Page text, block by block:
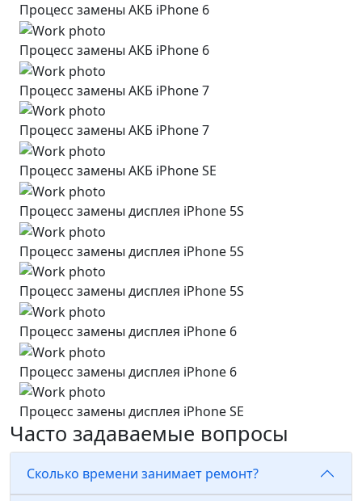
Процесс замены АКБ iPhone 6
Процесс замены АКБ iPhone 6
Процесс замены АКБ iPhone 7
Процесс замены АКБ iPhone 7
Процесс замены АКБ iPhone SE
Процесс замены дисплея iPhone 5S
Процесс замены дисплея iPhone 5S
Процесс замены дисплея iPhone 5S
Процесс замены дисплея iPhone 6
Процесс замены дисплея iPhone 6
Процесс замены дисплея iPhone SE
Часто задаваемые вопросы
Сколько времени занимает ремонт?